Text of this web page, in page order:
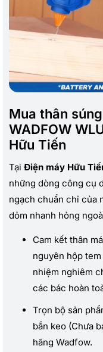
Mua thân
WADFOW
Hữu Tiến
Tại Điện máy Hữu
những dòng công cụ
ngạch chuẩn chỉ của
dỏm nhanh hỏng
Cam kết thân
nguyên hộp
nhiệm nghiêm
các bác hoàn
Trọn bộ sản
bắn keo (Chưa
hãng Wadfow.